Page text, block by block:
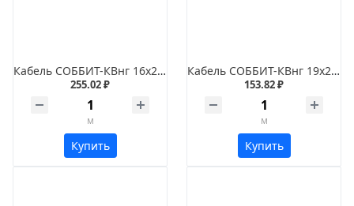
Кабель СОББИТ-КВнг 16х2х1,5
255.02 ₽
м
Купить
Кабель СОББИТ-КВнг 19х2х0,5
153.82 ₽
м
Купить